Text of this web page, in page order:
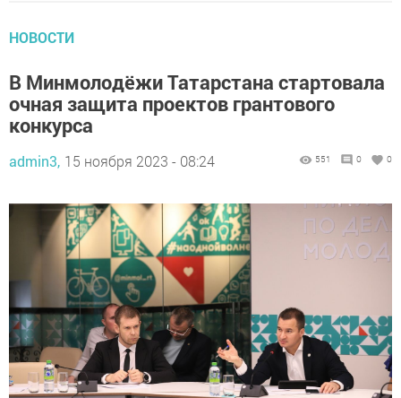
НОВОСТИ
В Минмолодёжи Татарстана стартовала
очная защита проектов грантового
конкурса
admin3, 15 ноября 2023 - 08:24 551 0 0